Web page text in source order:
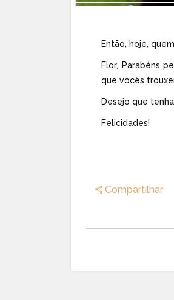
Então, hoje,
Flor, Parabéns
que vocês
Desejo que
Felicidades!
Compartilhar